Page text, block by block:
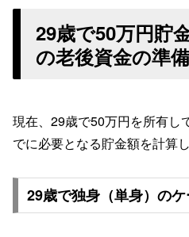
29歳で50万円貯
の老後資金の準
現在、29歳で50万円を所有し
でに必要となる貯金額を計算
29歳で独身（単身）の